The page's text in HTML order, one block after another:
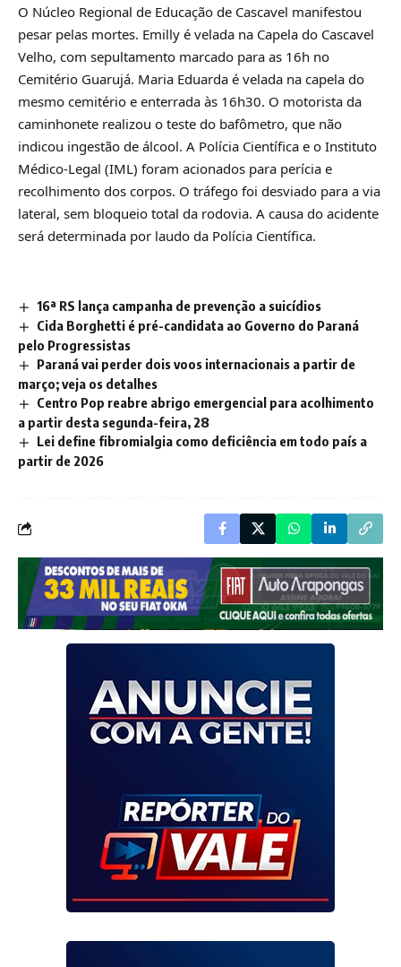
O Núcleo Regional de Educação de Cascavel manifestou
pesar pelas mortes. Emilly é velada na Capela do Cascavel
Velho, com sepultamento marcado para as 16h no
Cemitério Guarujá. Maria Eduarda é velada na capela do
mesmo cemitério e enterrada às 16h30. O motorista da
caminhonete realizou o teste do bafômetro, que não
indicou ingestão de álcool. A Polícia Científica e o Instituto
Médico-Legal (IML) foram acionados para perícia e
recolhimento dos corpos. O tráfego foi desviado para a via
lateral, sem bloqueio total da rodovia. A causa do acidente
será determinada por laudo da Polícia Científica.
16ª RS lança campanha de prevenção a suicídios
Cida Borghetti é pré-candidata ao Governo do Paraná
pelo Progressistas
Paraná vai perder dois voos internacionais a partir de
março; veja os detalhes
Centro Pop reabre abrigo emergencial para acolhimento
a partir desta segunda-feira, 28
Lei define fibromialgia como deficiência em todo país a
partir de 2026